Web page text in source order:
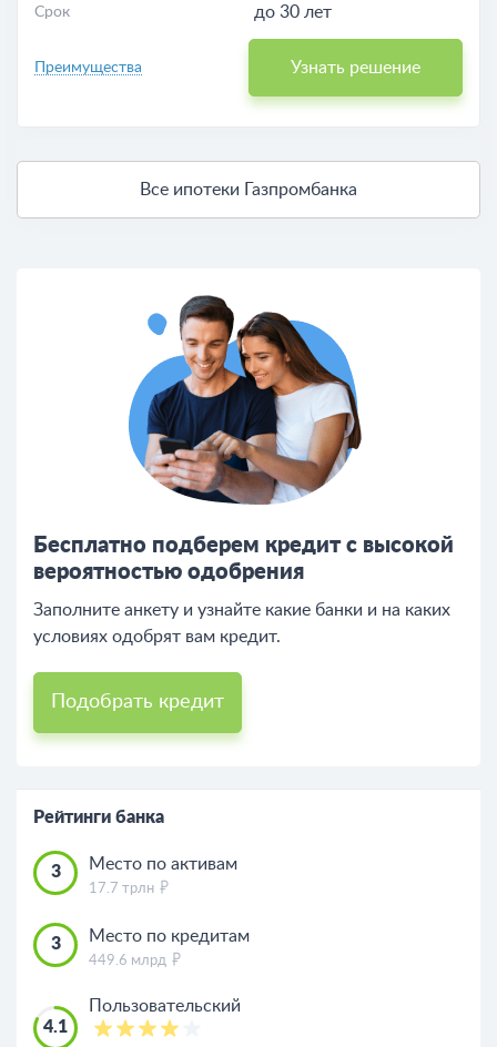
Срок до 30 лет
Преимущества Узнать решение
Все ипотеки Газпромбанка
Бесплатно подберем кредит с высокой
вероятностью одобрения
Заполните анкету и узнайте какие банки и на каких
условиях одобрят вам кредит.
Подобрать кредит
Рейтинги банка
3 Место по активам
17.7 трлн
3 Место по кредитам
449.6 млрд
4.1
Пользовательский